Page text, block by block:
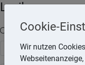
Lexika
Volltext-Suche in den
Cookie-
Wir nutzen